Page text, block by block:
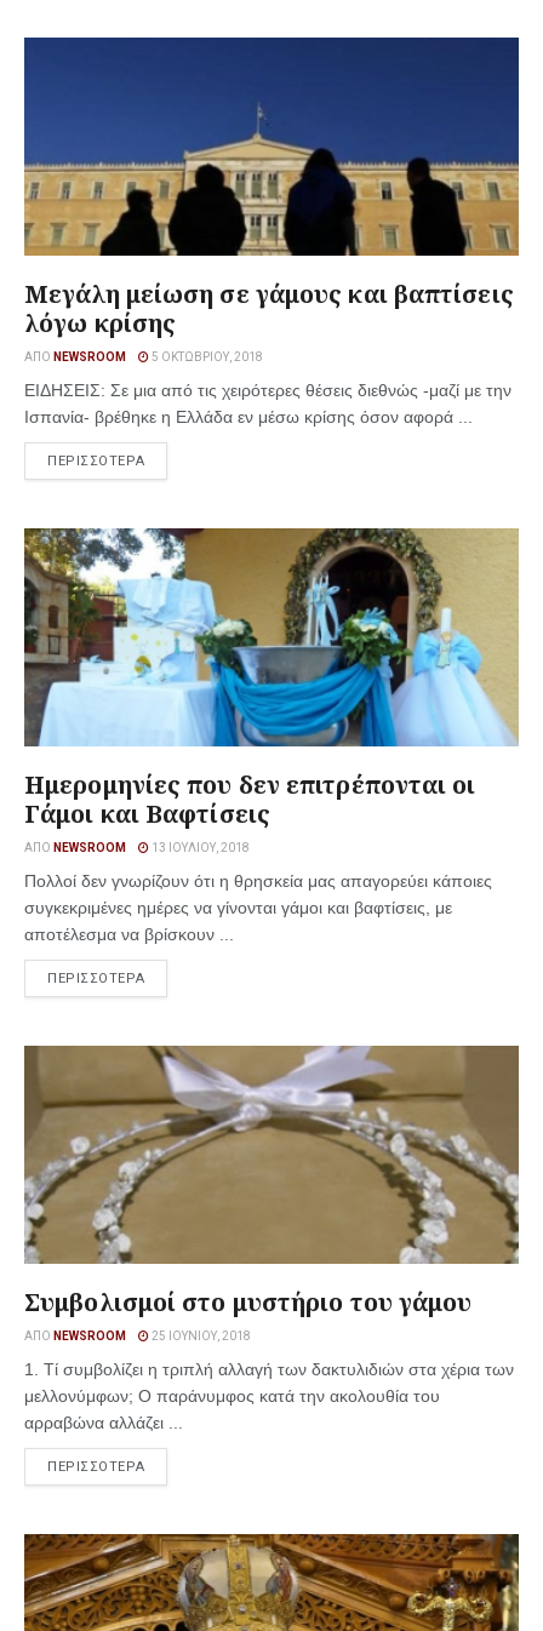
Μεγάλη μείωση σε γάμους και βαπτίσεις
λόγω κρίσης
ΑΠΌ NEWSROOM 5 ΟΚΤΩΒΡΊΟΥ, 2018
ΕΙΔΗΣΕΙΣ: Σε μια από τις χειρότερες θέσεις διεθνώς -μαζί με την
Ισπανία- βρέθηκε η Ελλάδα εν μέσω κρίσης όσον αφορά ...
ΠΕΡΙΣΣΟΤΕΡΑ
Ημερομηνίες που δεν επιτρέπονται οι
Γάμοι και Βαφτίσεις
ΑΠΌ NEWSROOM 13 ΙΟΥΛΊΟΥ, 2018
Πολλοί δεν γνωρίζουν ότι η θρησκεία μας απαγορεύει κάποιες
συγκεκριμένες ημέρες να γίνονται γάμοι και βαφτίσεις, με
αποτέλεσμα να βρίσκουν ...
ΠΕΡΙΣΣΟΤΕΡΑ
Συμβολισμοί στο μυστήριο του γάμου
ΑΠΌ NEWSROOM 25 ΙΟΥΝΊΟΥ, 2018
1. Τί συμβολίζει η τριπλή αλλαγή των δακτυλιδιών στα χέρια των
μελλονύμφων; Ο παράνυμφος κατά την ακολουθία του
αρραβώνα αλλάζει ...
ΠΕΡΙΣΣΟΤΕΡΑ